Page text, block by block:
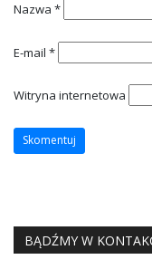
Nazwa *
E-mail *
Witryna internetowa
BĄDŹMY W